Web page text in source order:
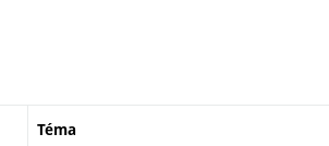
Téma